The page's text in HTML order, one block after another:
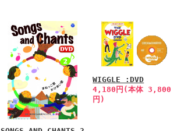
WIGGLE :DVD
4,180円(本体 3,800
円)